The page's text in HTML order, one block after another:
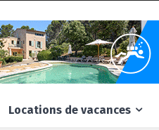
Locations de vacances